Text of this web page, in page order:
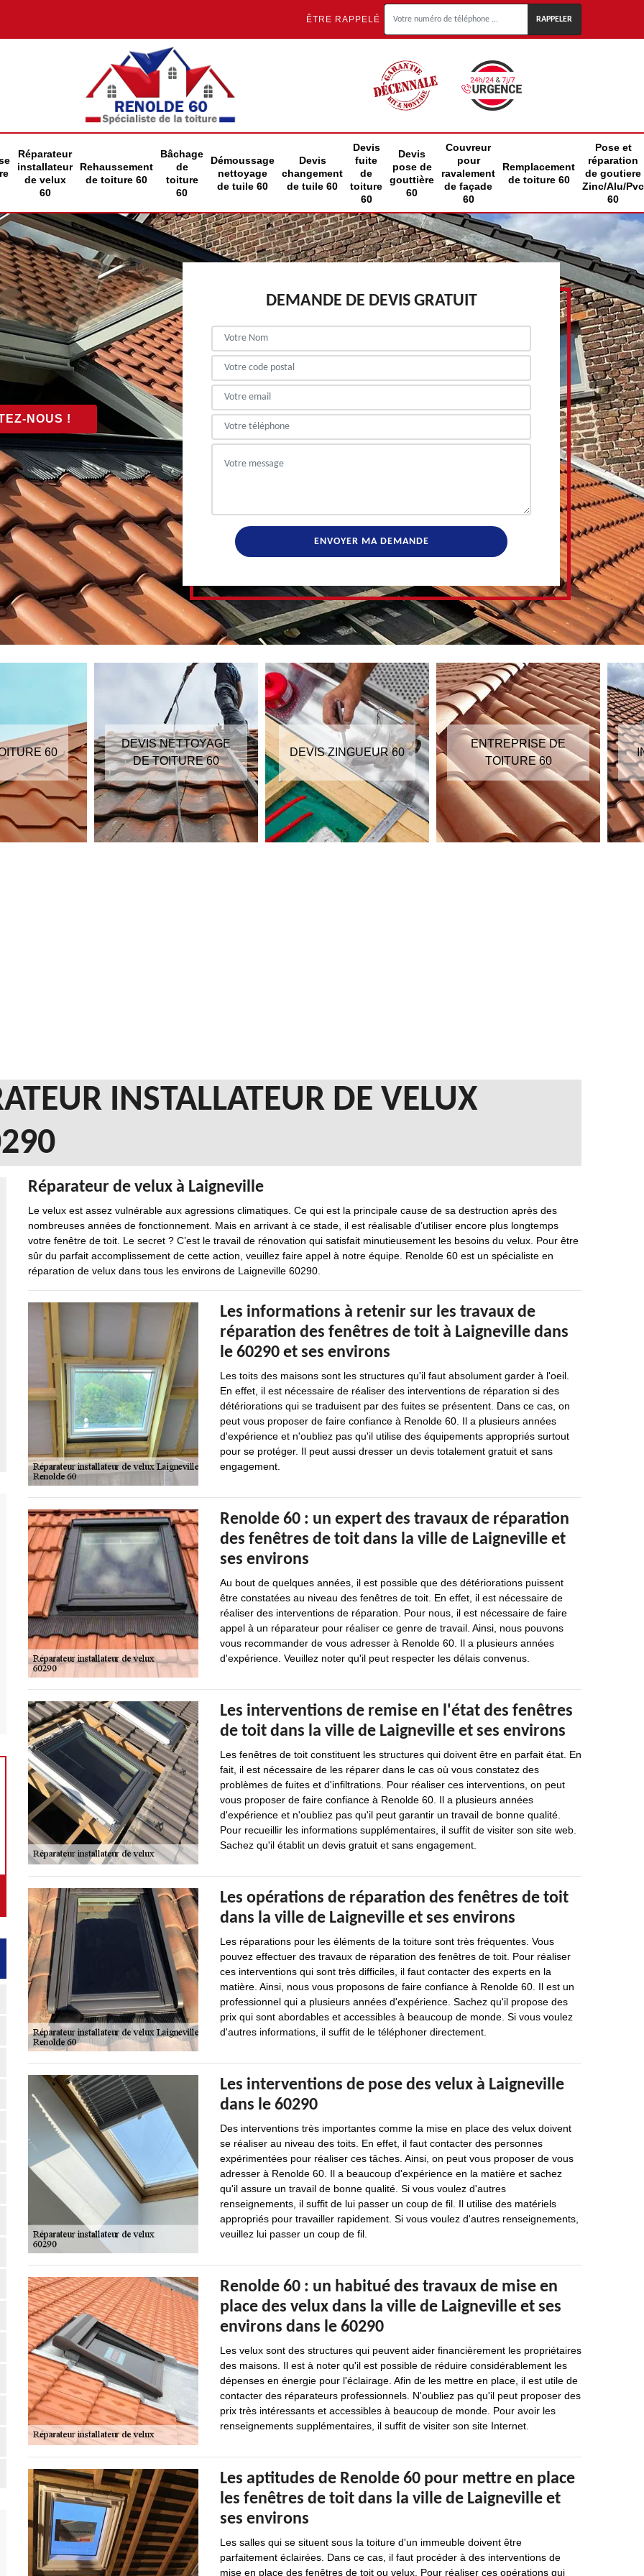
ÊTRE RAPPELÉ
Réparateur
installateur
de velux
60
Rehaussement
de toiture 60
Bâchage
de
toiture
60
Démoussage
nettoyage
de tuile 60
Devis
changement
de tuile 60
Devis
fuite
de
toiture
60
Devis
pose de
gouttière
60
Couvreur
pour
ravalement
de façade
60
Remplacement
de toiture 60
Pose et
réparation
de goutiere
Zinc/Alu/Pvc
60
NOUS !
DEMANDE DE DEVIS GRATUIT
60
DEVIS NETTOYAGE
DE TOITURE 60
DEVIS ZINGUEUR 60
ENTREPRISE DE
TOITURE 60
INSTALLATEUR DE VELUX
Réparateur de velux à Laigneville
Le velux est assez vulnérable aux agressions climatiques. Ce qui est la principale cause de sa destruction après des
nombreuses années de fonctionnement. Mais en arrivant à ce stade, il est réalisable d’utiliser encore plus longtemps
votre fenêtre de toit. Le secret ? C’est le travail de rénovation qui satisfait minutieusement les besoins du velux. Pour être
sûr du parfait accomplissement de cette action, veuillez faire appel à notre équipe. Renolde 60 est un spécialiste en
réparation de velux dans tous les environs de Laigneville 60290.
Les informations à retenir sur les travaux de
réparation des fenêtres de toit à Laigneville dans
le 60290 et ses environs
Les toits des maisons sont les structures qu'il faut absolument garder à l'oeil.
En effet, il est nécessaire de réaliser des interventions de réparation si des
détériorations qui se traduisent par des fuites se présentent. Dans ce cas, on
peut vous proposer de faire confiance à Renolde 60. Il a plusieurs années
d'expérience et n'oubliez pas qu'il utilise des équipements appropriés surtout
pour se protéger. Il peut aussi dresser un devis totalement gratuit et sans
engagement.
Renolde 60 : un expert des travaux de réparation
des fenêtres de toit dans la ville de Laigneville et
ses environs
Au bout de quelques années, il est possible que des détériorations puissent
être constatées au niveau des fenêtres de toit. En effet, il est nécessaire de
réaliser des interventions de réparation. Pour nous, il est nécessaire de faire
appel à un réparateur pour réaliser ce genre de travail. Ainsi, nous pouvons
vous recommander de vous adresser à Renolde 60. Il a plusieurs années
d'expérience. Veuillez noter qu'il peut respecter les délais convenus.
Les interventions de remise en l'état des fenêtres
de toit dans la ville de Laigneville et ses environs
Les fenêtres de toit constituent les structures qui doivent être en parfait état. En
fait, il est nécessaire de les réparer dans le cas où vous constatez des
problèmes de fuites et d'infiltrations. Pour réaliser ces interventions, on peut
vous proposer de faire confiance à Renolde 60. Il a plusieurs années
d'expérience et n'oubliez pas qu'il peut garantir un travail de bonne qualité.
Pour recueillir les informations supplémentaires, il suffit de visiter son site web.
Sachez qu'il établit un devis gratuit et sans engagement.
Les opérations de réparation des fenêtres de toit
dans la ville de Laigneville et ses environs
Les réparations pour les éléments de la toiture sont très fréquentes. Vous
pouvez effectuer des travaux de réparation des fenêtres de toit. Pour réaliser
ces interventions qui sont très difficiles, il faut contacter des experts en la
matière. Ainsi, nous vous proposons de faire confiance à Renolde 60. Il est un
professionnel qui a plusieurs années d'expérience. Sachez qu'il propose des
prix qui sont abordables et accessibles à beaucoup de monde. Si vous voulez
d'autres informations, il suffit de le téléphoner directement.
Les interventions de pose des velux à Laigneville
dans le 60290
Des interventions très importantes comme la mise en place des velux doivent
se réaliser au niveau des toits. En effet, il faut contacter des personnes
expérimentées pour réaliser ces tâches. Ainsi, on peut vous proposer de vous
adresser à Renolde 60. Il a beaucoup d'expérience en la matière et sachez
qu'il assure un travail de bonne qualité. Si vous voulez d'autres
renseignements, il suffit de lui passer un coup de fil. Il utilise des matériels
appropriés pour travailler rapidement. Si vous voulez d'autres renseignements,
veuillez lui passer un coup de fil.
Renolde 60 : un habitué des travaux de mise en
place des velux dans la ville de Laigneville et ses
environs dans le 60290
Les velux sont des structures qui peuvent aider financièrement les propriétaires
des maisons. Il est à noter qu'il est possible de réduire considérablement les
dépenses en énergie pour l'éclairage. Afin de les mettre en place, il est utile de
contacter des réparateurs professionnels. N'oubliez pas qu'il peut proposer des
prix très intéressants et accessibles à beaucoup de monde. Pour avoir les
renseignements supplémentaires, il suffit de visiter son site Internet.
Les aptitudes de Renolde 60 pour mettre en place
les fenêtres de toit dans la ville de Laigneville et
ses environs
Les salles qui se situent sous la toiture d'un immeuble doivent être
parfaitement éclairées. Dans ce cas, il faut procéder à des interventions de
mise en place des fenêtres de toit ou velux. Pour réaliser ces opérations qui